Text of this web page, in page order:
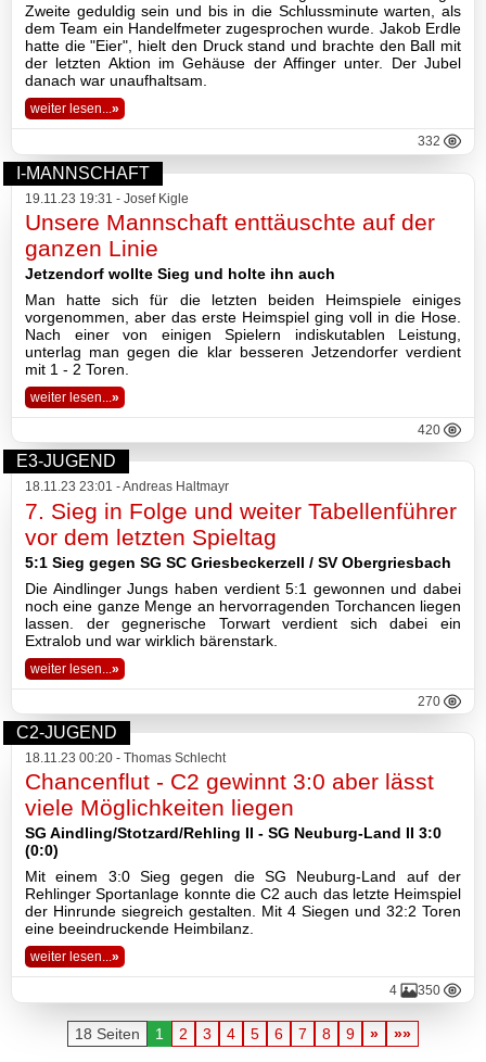
Zweite geduldig sein und bis in die Schlussminute warten, als
dem Team ein Handelfmeter zugesprochen wurde. Jakob Erdle
hatte die "Eier", hielt den Druck stand und brachte den Ball mit
der letzten Aktion im Gehäuse der Affinger unter. Der Jubel
danach war unaufhaltsam.
weiter lesen...»
332
I-MANNSCHAFT
19.11.23 19:31 - Josef Kigle
Unsere Mannschaft enttäuschte auf der
ganzen Linie
Jetzendorf wollte Sieg und holte ihn auch
Man hatte sich für die letzten beiden Heimspiele einiges
vorgenommen, aber das erste Heimspiel ging voll in die Hose.
Nach einer von einigen Spielern indiskutablen Leistung,
unterlag man gegen die klar besseren Jetzendorfer verdient
mit 1 - 2 Toren.
weiter lesen...»
420
E3-JUGEND
18.11.23 23:01 - Andreas Haltmayr
7. Sieg in Folge und weiter Tabellenführer
vor dem letzten Spieltag
5:1 Sieg gegen SG SC Griesbeckerzell / SV Obergriesbach
Die Aindlinger Jungs haben verdient 5:1 gewonnen und dabei
noch eine ganze Menge an hervorragenden Torchancen liegen
lassen. der gegnerische Torwart verdient sich dabei ein
Extralob und war wirklich bärenstark.
weiter lesen... »
270
C2-JUGEND
18.11.23 00:20 - Thomas Schlecht
Chancenflut - C2 gewinnt 3:0 aber lässt
viele Möglichkeiten liegen
SG Aindling/Stotzard/Rehling II - SG Neuburg-Land II 3:0
(0:0)
Mit einem 3:0 Sieg gegen die SG Neuburg-Land auf der
Rehlinger Sportanlage konnte die C2 auch das letzte Heimspiel
der Hinrunde siegreich gestalten. Mit 4 Siegen und 32:2 Toren
eine beeindruckende Heimbilanz.
weiter lesen...»
4 350
18 Seiten 1 2 3 4 5 6 7 8 9 » »»